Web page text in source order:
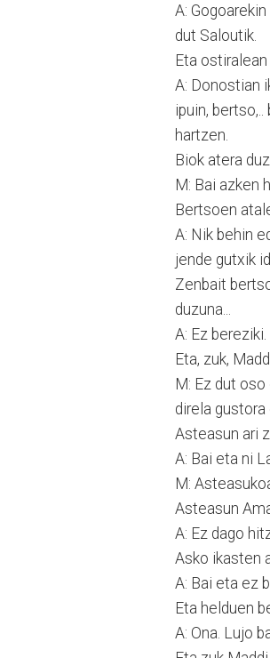
A:
dut Saloutik.
Eta
A: Donostian
ipuin,
hartzen.
Biok atera
M: Bai azken
Bertsoen
A: Nik behin
jende gutxik
Zenbait
duzuna...
A: Ez bereziki.
Eta, zuk,
M: Ez dut
direla gustora
Asteasun ari
A: Bai eta ni
M:
Asteasun
A: Ez dago
Asko ikasten
A: Bai eta ez
Eta helduen
A: Ona. Lujo